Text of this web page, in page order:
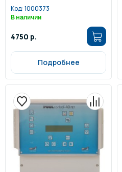
Код:1000373
В наличии
4750 р.
Подробнее